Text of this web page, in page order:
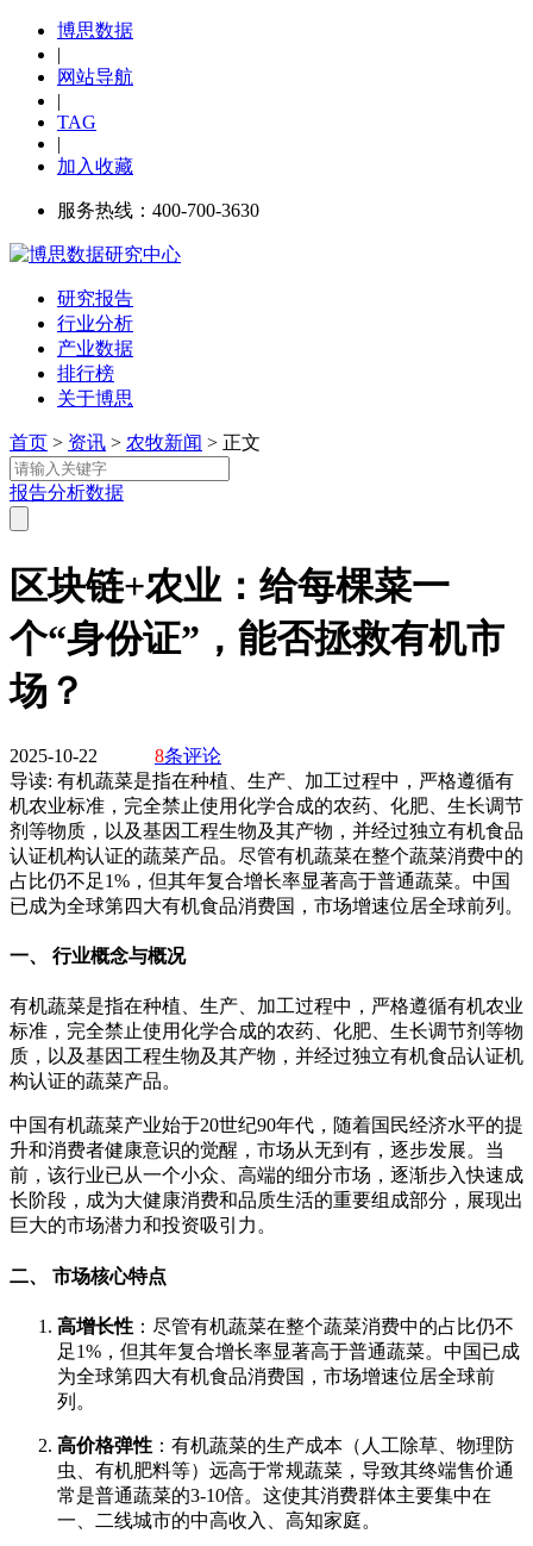
博思数据
|
网站导航
|
TAG
|
加入收藏
服务热线：400-700-3630
研究报告
行业分析
产业数据
排行榜
关于博思
首页 > 资讯 > 农牧新闻 > 正文
报告分析数据
区块链+农业：给每棵菜一
个“身份证”，能否拯救有机市
场？
2025-10-22 8条评论
导读: 有机蔬菜是指在种植、生产、加工过程中，严格遵循有
机农业标准，完全禁止使用化学合成的农药、化肥、生长调节
剂等物质，以及基因工程生物及其产物，并经过独立有机食品
认证机构认证的蔬菜产品。尽管有机蔬菜在整个蔬菜消费中的
占比仍不足1%，但其年复合增长率显著高于普通蔬菜。中国
已成为全球第四大有机食品消费国，市场增速位居全球前列。
一、 行业概念与概况
有机蔬菜是指在种植、生产、加工过程中，严格遵循有机农业
标准，完全禁止使用化学合成的农药、化肥、生长调节剂等物
质，以及基因工程生物及其产物，并经过独立有机食品认证机
构认证的蔬菜产品。
中国有机蔬菜产业始于20世纪90年代，随着国民经济水平的提
升和消费者健康意识的觉醒，市场从无到有，逐步发展。当
前，该行业已从一个小众、高端的细分市场，逐渐步入快速成
长阶段，成为大健康消费和品质生活的重要组成部分，展现出
巨大的市场潜力和投资吸引力。
二、 市场核心特点
高增长性 ：尽管有机蔬菜在整个蔬菜消费中的占比仍不
足1%，但其年复合增长率显著高于普通蔬菜。中国已成
为全球第四大有机食品消费国，市场增速位居全球前
列。
高价格弹性 ：有机蔬菜的生产成本（人工除草、物理防
虫、有机肥料等）远高于常规蔬菜，导致其终端售价通
常是普通蔬菜的3-10倍。这使其消费群体主要集中在
一、二线城市的中高收入、高知家庭。